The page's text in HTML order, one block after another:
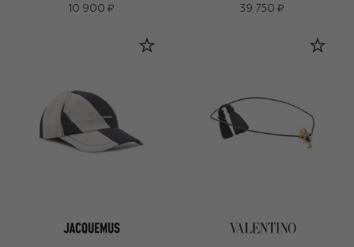
10 900 ₽
39 750 ₽